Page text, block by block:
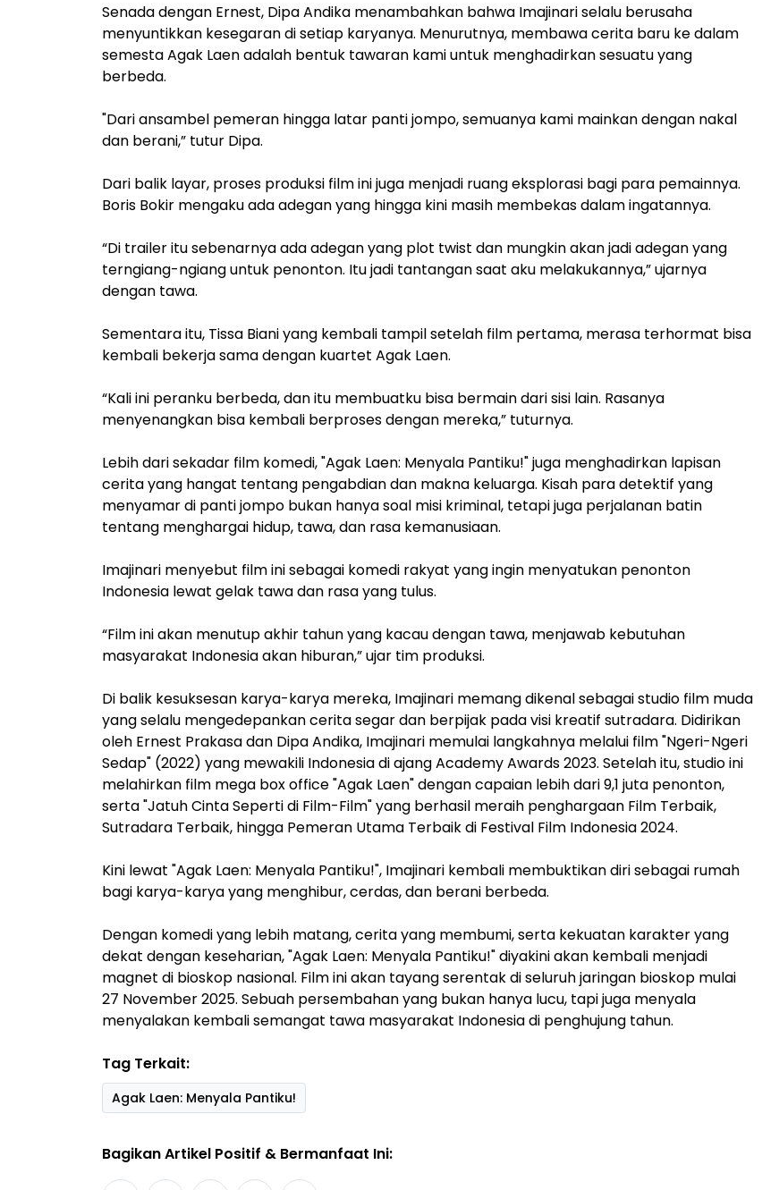
Senada dengan Ernest, Dipa Andika menambahkan bahwa Imajinari selalu berusaha
menyuntikkan kesegaran di setiap karyanya. Menurutnya, membawa cerita baru ke dalam
semesta Agak Laen adalah bentuk tawaran kami untuk menghadirkan sesuatu yang
berbeda.
"Dari ansambel pemeran hingga latar panti jompo, semuanya kami mainkan dengan nakal
dan berani,” tutur Dipa.
Dari balik layar, proses produksi film ini juga menjadi ruang eksplorasi bagi para pemainnya.
Boris Bokir mengaku ada adegan yang hingga kini masih membekas dalam ingatannya.
“Di trailer itu sebenarnya ada adegan yang plot twist dan mungkin akan jadi adegan yang
terngiang-ngiang untuk penonton. Itu jadi tantangan saat aku melakukannya,” ujarnya
dengan tawa.
Sementara itu, Tissa Biani yang kembali tampil setelah film pertama, merasa terhormat bisa
kembali bekerja sama dengan kuartet Agak Laen.
“Kali ini peranku berbeda, dan itu membuatku bisa bermain dari sisi lain. Rasanya
menyenangkan bisa kembali berproses dengan mereka,” tuturnya.
Lebih dari sekadar film komedi, "Agak Laen: Menyala Pantiku!" juga menghadirkan lapisan
cerita yang hangat tentang pengabdian dan makna keluarga. Kisah para detektif yang
menyamar di panti jompo bukan hanya soal misi kriminal, tetapi juga perjalanan batin
tentang menghargai hidup, tawa, dan rasa kemanusiaan.
Imajinari menyebut film ini sebagai komedi rakyat yang ingin menyatukan penonton
Indonesia lewat gelak tawa dan rasa yang tulus.
“Film ini akan menutup akhir tahun yang kacau dengan tawa, menjawab kebutuhan
masyarakat Indonesia akan hiburan,” ujar tim produksi.
Di balik kesuksesan karya-karya mereka, Imajinari memang dikenal sebagai studio film muda
yang selalu mengedepankan cerita segar dan berpijak pada visi kreatif sutradara. Didirikan
oleh Ernest Prakasa dan Dipa Andika, Imajinari memulai langkahnya melalui film "Ngeri-Ngeri
Sedap" (2022) yang mewakili Indonesia di ajang Academy Awards 2023. Setelah itu, studio ini
melahirkan film mega box office "Agak Laen" dengan capaian lebih dari 9,1 juta penonton,
serta "Jatuh Cinta Seperti di Film-Film" yang berhasil meraih penghargaan Film Terbaik,
Sutradara Terbaik, hingga Pemeran Utama Terbaik di Festival Film Indonesia 2024.
Kini lewat "Agak Laen: Menyala Pantiku!", Imajinari kembali membuktikan diri sebagai rumah
bagi karya-karya yang menghibur, cerdas, dan berani berbeda.
Dengan komedi yang lebih matang, cerita yang membumi, serta kekuatan karakter yang
dekat dengan keseharian, "Agak Laen: Menyala Pantiku!" diyakini akan kembali menjadi
magnet di bioskop nasional. Film ini akan tayang serentak di seluruh jaringan bioskop mulai
27 November 2025. Sebuah persembahan yang bukan hanya lucu, tapi juga menyala
menyalakan kembali semangat tawa masyarakat Indonesia di penghujung tahun.
Tag Terkait:
Agak Laen: Menyala Pantiku!
Bagikan Artikel Positif & Bermanfaat Ini: